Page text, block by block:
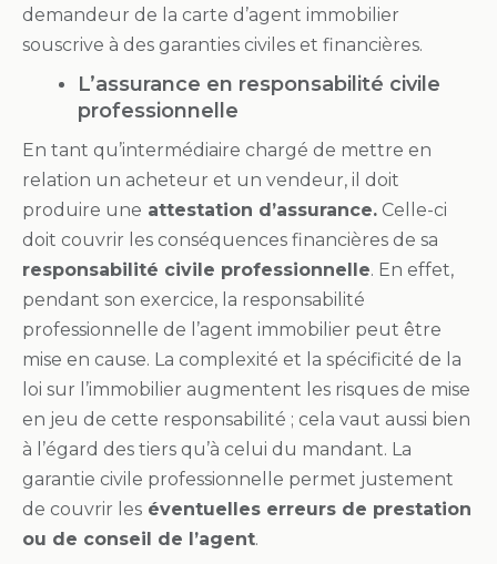
demandeur de la carte d’agent immobilier
souscrive à des garanties civiles et financières.
L’assurance en responsabilité civile
professionnelle
En tant qu’intermédiaire chargé de mettre en
relation un acheteur et un vendeur, il doit
produire une attestation d’assurance. Celle-ci
doit couvrir les conséquences financières de sa
responsabilité civile professionnelle. En effet,
pendant son exercice, la responsabilité
professionnelle de l’agent immobilier peut être
mise en cause. La complexité et la spécificité de la
loi sur l’immobilier augmentent les risques de mise
en jeu de cette responsabilité ; cela vaut aussi bien
à l’égard des tiers qu’à celui du mandant. La
garantie civile professionnelle permet justement
de couvrir les éventuelles erreurs de prestation
ou de conseil de l’agent.